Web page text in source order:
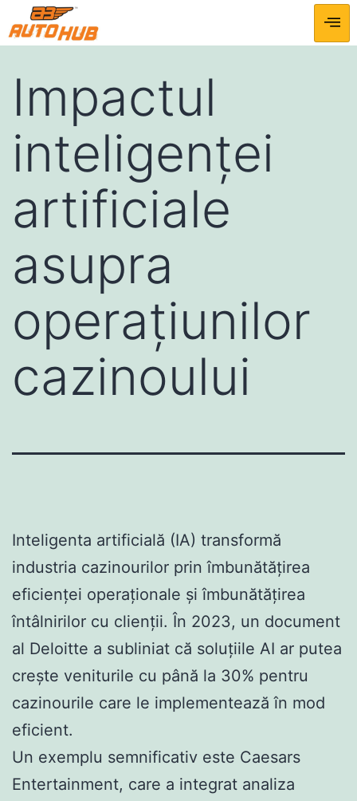
Impactul
inteligenței
artificiale
asupra
operațiunilor
cazinoului
Inteligenta artificială (IA) transformă
industria cazinourilor prin îmbunătățirea
eficienței operaționale și îmbunătățirea
întâlnirilor cu clienții. În 2023, un document
al Deloitte a subliniat că soluțiile AI ar putea
crește veniturile cu până la 30% pentru
cazinourile care le implementează în mod
eficient.
Un exemplu semnificativ este Caesars
Entertainment, care a integrat analiza